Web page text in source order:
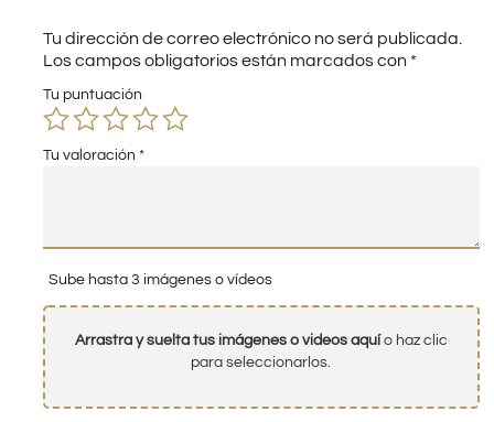
Tu dirección de correo electrónico no será publicada.
Los campos obligatorios están marcados con *
Tu puntuación
Tu valoración *
Sube hasta 3 imágenes o vídeos
Arrastra y suelta tus imágenes o videos aquío haz clic
para seleccionarlos.